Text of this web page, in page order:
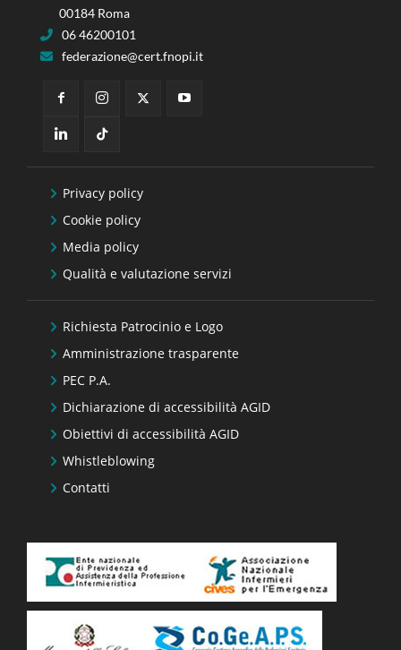
00184 Roma
06 46200101
federazione@cert.fnopi.it
Privacy policy
Cookie policy
Media policy
Qualità e valutazione servizi
Richiesta Patrocinio e Logo
Amministrazione trasparente
PEC P.A.
Dichiarazione di accessibilità AGID
Obiettivi di accessibilità AGID
Whistleblowing
Contatti